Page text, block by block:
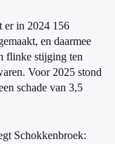
er in 2024 156
en daarmee
flinke stijging ten
Voor 2025 stond
schade van 3,5
Schokkenbroek: